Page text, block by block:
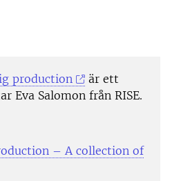
production
är ett
Eva Salomon från RISE.
– A collection of